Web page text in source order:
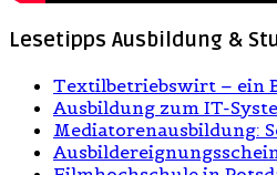
Lesetipps Ausbildung &
Textilbetriebswirt – ein
Ausbildung zum IT-
Mediatorenausbildung: